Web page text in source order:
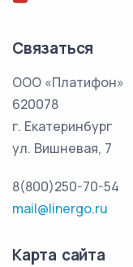
Связаться
ООО «Платифон»
620078
г. Екатеринбург
ул. Вишневая, 7
8(800)250-70-54
mail@linergo.ru
Карта сайта